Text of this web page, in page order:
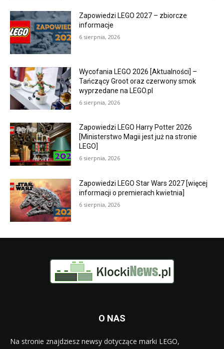
Zapowiedzi LEGO 2027 – zbiorcze
informacje
6 sierpnia, 2026
Wycofania LEGO 2026 [Aktualności] –
Tańczący Groot oraz czerwony smok
wyprzedane na LEGO.pl
6 sierpnia, 2026
Zapowiedzi LEGO Harry Potter 2026
[Ministerstwo Magii jest już na stronie
LEGO]
6 sierpnia, 2026
Zapowiedzi LEGO Star Wars 2027 [więcej
informacji o premierach kwietnia]
6 sierpnia, 2026
O NAS
Na stronie znajdziesz newsy dotyczące marki LEGO,